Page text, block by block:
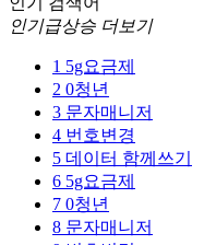
인기급상승 더보기
1 5g요금제
2 0청년
3 문자매니저
4 번호변경
5 데이터 함께쓰기
6 5g요금제
7 0청년
8 문자매니저